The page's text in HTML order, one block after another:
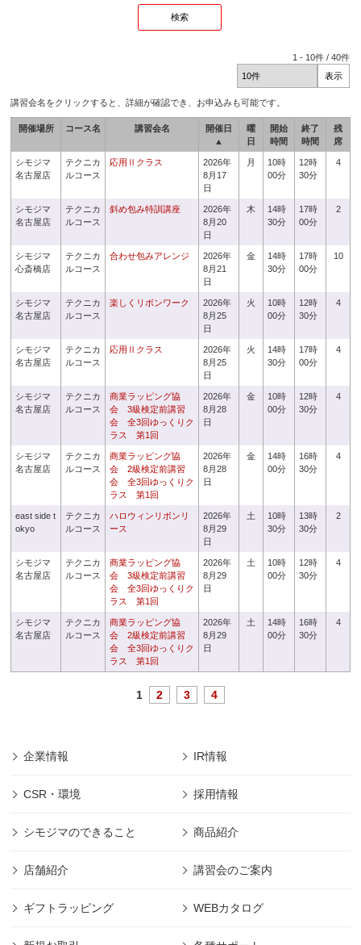
1 - 10件 /40件
講習会名をクリックすると、詳細が確認でき、お申込みも可能です。
開催場所 コース名 講習会名
開催日
▲
曜
日
開始
時間
終了
時間
残
席
シモジマ
名古屋店
テクニカ
ルコース
応用Ⅱクラス
2026年
8月17
日
月
10時
00分
12時
30分
4
シモジマ
名古屋店
テクニカ
ルコース
斜め包み特訓講座
2026年
8月20
日
木
14時
30分
17時
00分
2
シモジマ
心斎橋店
テクニカ
ルコース
合わせ包みアレンジ
2026年
8月21
日
金
14時
30分
17時
00分
10
シモジマ
名古屋店
テクニカ
ルコース
楽しくリボンワーク
2026年
8月25
日
火
10時
00分
12時
30分
4
シモジマ
名古屋店
テクニカ
ルコース
応用Ⅱクラス
2026年
8月25
日
火
14時
30分
17時
00分
4
シモジマ
名古屋店
テクニカ
ルコース
商業ラッピング協
会 3級検定前講習
会 全3回ゆっくりク
ラス 第1回
2026年
8月28
日
金
10時
00分
12時
30分
4
シモジマ
名古屋店
テクニカ
ルコース
商業ラッピング協
会 2級検定前講習
会 全3回ゆっくりク
ラス 第1回
2026年
8月28
日
金
14時
00分
16時
30分
4
east side t
okyo
テクニカ
ルコース
ハロウィンリボンリ
ース
2026年
8月29
日
土
10時
30分
13時
30分
2
シモジマ
名古屋店
テクニカ
ルコース
商業ラッピング協
会 3級検定前講習
会 全3回ゆっくりク
ラス 第1回
2026年
8月29
日
土
10時
00分
12時
30分
4
シモジマ
名古屋店
テクニカ
ルコース
商業ラッピング協
会 2級検定前講習
会 全3回ゆっくりク
ラス 第1回
2026年
8月29
日
土
14時
00分
16時
30分
4
1 2 3 4
企業情報 IR情報
CSR・環境 採用情報
シモジマのできること 商品紹介
店舗紹介 講習会のご案内
ギフトラッピング WEBカタログ